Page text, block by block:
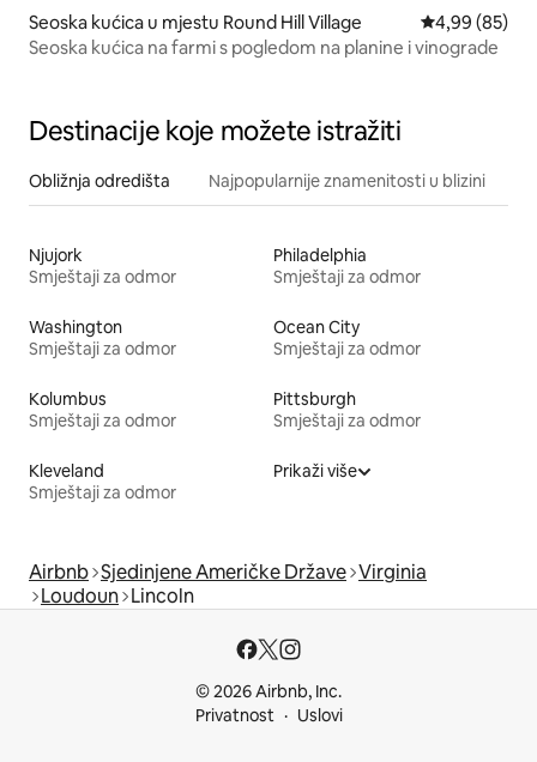
Seoska kućica u mjestu Round Hill Village Prosječna
4,99 (85)
Seoska kućica na farmi s pogledom na planine i vinograde
Destinacije koje možete istražiti
Obližnja odredišta Najpopularnije znamenitosti u blizini
Njujork
Smještaji za odmor
Philadelphia
Smještaji za odmor
Washington
Smještaji za odmor
Ocean City
Smještaji za odmor
Kolumbus
Smještaji za odmor
Pittsburgh
Smještaji za odmor
Kleveland
Smještaji za odmor
Prikaži više
Airbnb Sjedinjene Američke Države Virginia
Loudoun Lincoln
© 2026 Airbnb, Inc.
Privatnost
Uslovi